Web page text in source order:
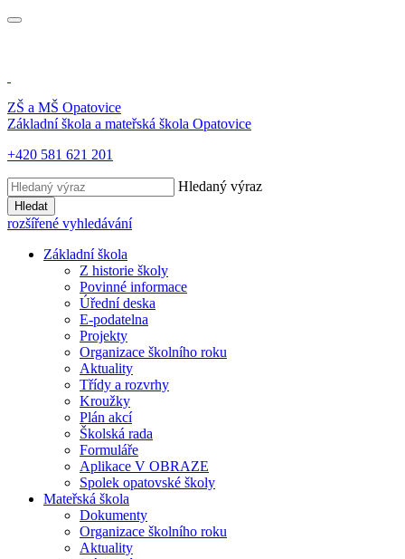
ZŠ a MŠ Opatovice
Základní škola a mateřská škola Opatovice
+420 581 621 201
Hledaný výraz
Hledat
rozšířené vyhledávání
Základní škola
Z historie školy
Povinné informace
Úřední deska
E-podatelna
Projekty
Organizace školního roku
Aktuality
Třídy a rozvrhy
Kroužky
Plán akcí
Školská rada
Formuláře
Aplikace V OBRAZE
Spolek opatovské školy
Mateřská škola
Dokumenty
Organizace školního roku
Aktuality